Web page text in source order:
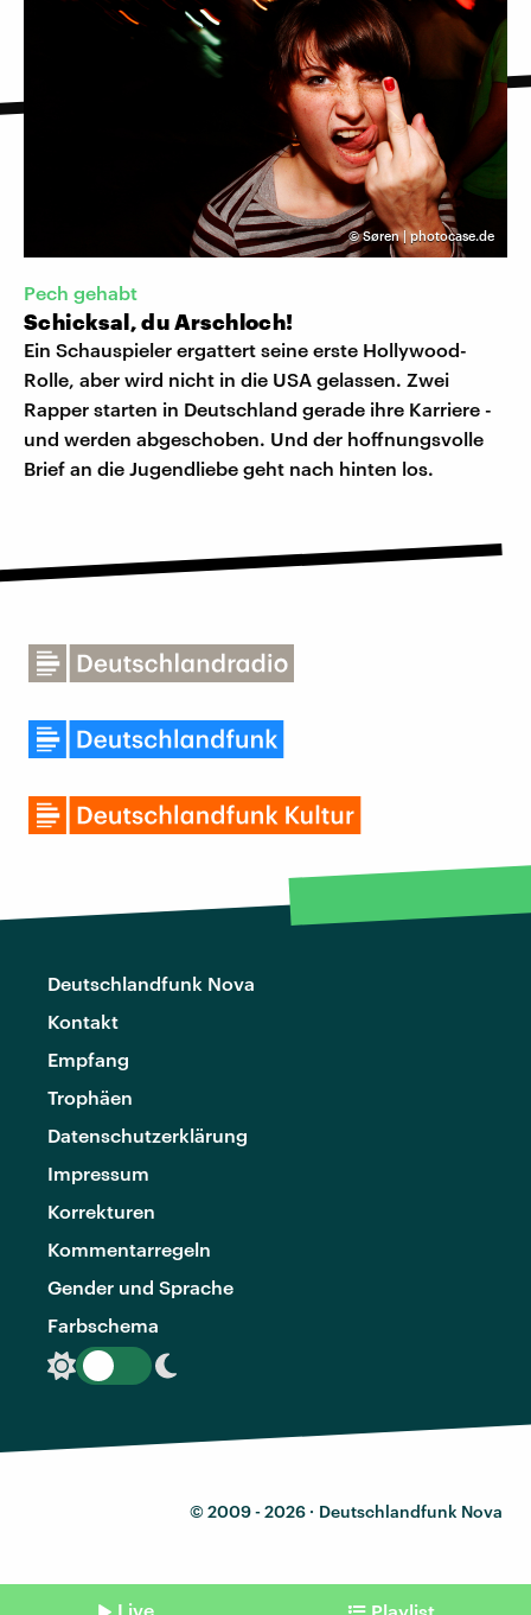
©Søren | photocase.de
Pech gehabt
Schicksal, du Arschloch!
Ein Schauspieler ergattert seine erste Hollywood-
Rolle, aber wird nicht in die USA gelassen. Zwei
Rapper starten in Deutschland gerade ihre Karriere -
und werden abgeschoben. Und der hoffnungsvolle
Brief an die Jugendliebe geht nach hinten los.
Deutschlandfunk Nova
Kontakt
Empfang
Trophäen
Datenschutzerklärung
Impressum
Korrekturen
Kommentarregeln
Gender und Sprache
Farbschema
© 2009 - 2026 · Deutschlandfunk Nova
Live